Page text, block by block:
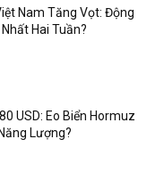
Nam Tăng Vọt: Động
Hai Tuần?
USD: Eo Biển Hormuz
Lượng?